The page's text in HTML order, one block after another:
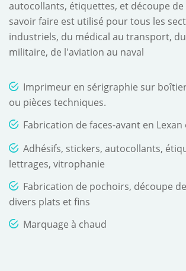
autocollants, étiquettes, et découpe de
savoir faire est utilisé pour tous les
industriels, du médical au transport,
militaire, de l'aviation au naval
Imprimeur en sérigraphie sur
ou pièces techniques.
Fabrication de faces-avant en
Adhésifs, stickers, autocollants,
lettrages, vitrophanie
Fabrication de pochoirs, découpe
divers plats et fins
Marquage à chaud